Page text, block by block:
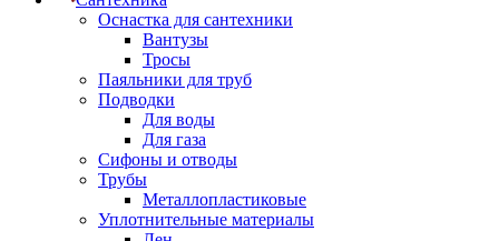
Оснастка для сантехники
Вантузы
Тросы
Паяльники для труб
Подводки
Для воды
Для газа
Сифоны и отводы
Трубы
Металлопластиковые
Уплотнительные материалы